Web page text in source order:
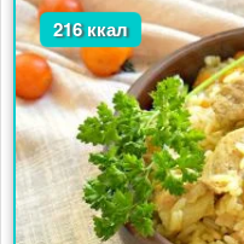
216 ккал